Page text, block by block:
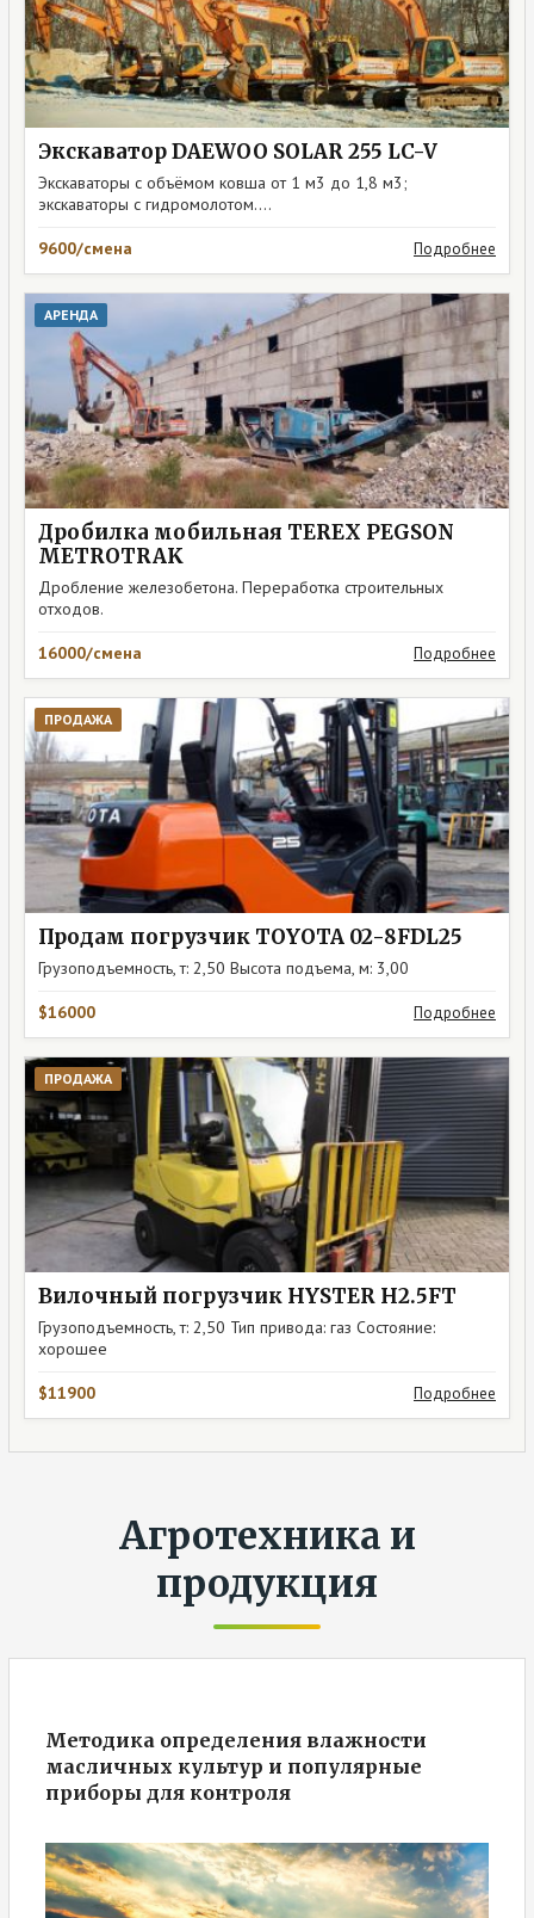
Экскаватор DAEWOO SOLAR 255 LC-V
Экскаваторы с объёмом ковша от 1 м3 до 1,8 м3;
экскаваторы с гидромолотом....
9600/смена Подробнее
АРЕНДА
Дробилка мобильная TEREX PEGSON
METROTRAK
Дробление железобетона. Переработка строительных
отходов.
16000/смена Подробнее
ПРОДАЖА
Продам погрузчик TOYOTA 02-8FDL25
Грузоподъемность, т: 2,50 Высота подъема, м: 3,00
$16000 Подробнее
ПРОДАЖА
Вилочный погрузчик HYSTER H2.5FT
Грузоподъемность, т: 2,50 Тип привода: газ Состояние:
хорошее
$11900 Подробнее
Агротехника и
продукция
Методика определения влажности
масличных культур и популярные
приборы для контроля